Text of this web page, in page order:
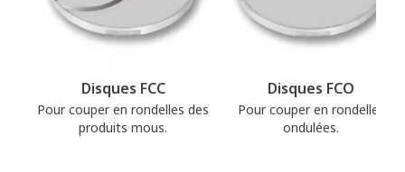
Disques FCC
Pour couper en rondelles des
produits mous.
Disques FCO
Pour couper en rondelles
ondulées.